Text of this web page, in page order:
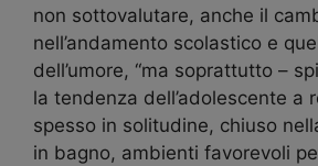
non sottovalutare, anche il
nell’andamento scolastico e
dell’umore, “ma soprattutto –
la tendenza dell’adolescente a
spesso in solitudine, chiuso
in bagno, ambienti favorevoli